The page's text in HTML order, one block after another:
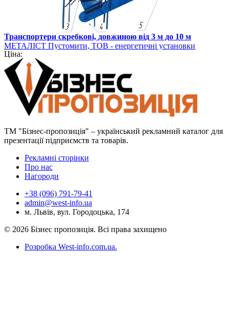
Транспортери скребкові, довжиною від 3 м до 10 м
МЕТАЛІСТ Пустомити, ТОВ - енергетичні установки
Ціна:
ТМ "Бізнес-пропозиція" – український рекламний каталог для
презентації підприємств та товарів.
Рекламні сторінки
Про нас
Нагороди
+38 (096) 791-79-41
admin@west-info.ua
м. Львів, вул. Городоцька, 174
© 2026 Бізнес пропозиція. Всі права захищено
Розробка West-info.com.ua.